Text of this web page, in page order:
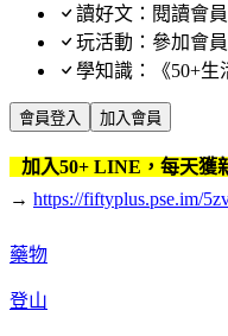
讀好文：閱讀會
玩活動：參加會
學知識：《50+生
會員登入 加入會員
加入50+ LINE，每天獲
→ https://fiftyplus.pse.im/
藥物
登山